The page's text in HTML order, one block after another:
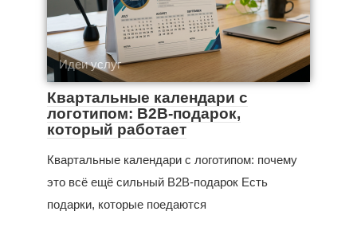
Идеи услуг
Квартальные календари с
логотипом: B2B-подарок,
который работает
Квартальные календари с логотипом: почему
это всё ещё сильный B2B-подарок Есть
подарки, которые поедаются